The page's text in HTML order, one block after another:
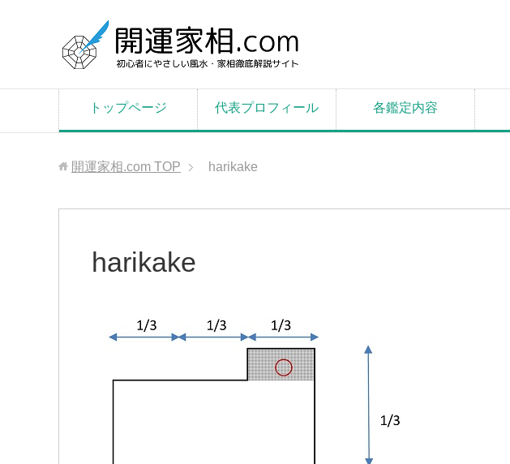
トップページ 代表プロフィール 各鑑定内容
開運家相.com TOP harikake
harikake